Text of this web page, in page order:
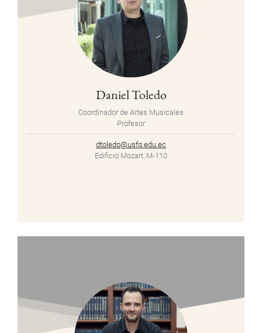
Daniel Toledo
Coordinador de Artes Musicales
Profesor
dtoledo@usfq.edu.ec
Edificio Mozart, M-110